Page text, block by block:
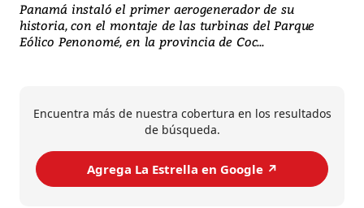
Panamá instaló el primer aerogenerador de su
historia, con el montaje de las turbinas del Parque
Eólico Penonomé, en la provincia de Coc...
Encuentra más de nuestra cobertura en los resultados
de búsqueda.
Agrega La Estrella en Google ↗️